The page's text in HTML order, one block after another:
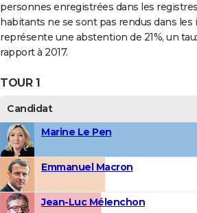
personnes enregistrées dans les
habitants ne se sont pas rendus dans les
représente une abstention de 21%, un
rapport à 2017.
TOUR 1
Candidat
Marine Le Pen
Emmanuel Macron
Jean-Luc Mélenchon